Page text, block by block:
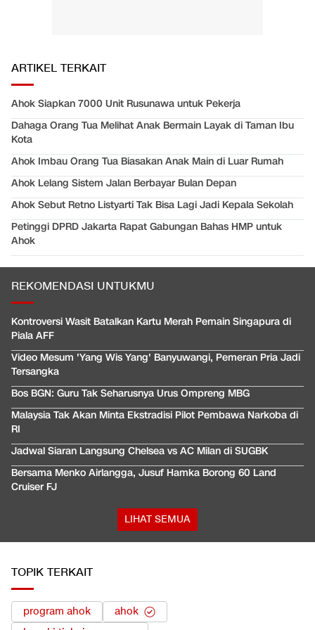
ARTIKEL TERKAIT
Ahok Siapkan 7000 Unit Rusunawa untuk Pekerja
Dahaga Orang Tua Melihat Anak Bermain Layak di Taman Ibu
Kota
Ahok Imbau Orang Tua Biasakan Anak Main di Luar Rumah
Ahok Lelang Sistem Jalan Berbayar Bulan Depan
Ahok Sebut Retno Listyarti Tak Bisa Lagi Jadi Kepala Sekolah
Petinggi DPRD Jakarta Rapat Gabungan Bahas HMP untuk
Ahok
REKOMENDASI UNTUKMU
Kontroversi Wasit Batalkan Kartu Merah Pemain Singapura di
Piala AFF
Video Mesum 'Yang Wis Yang' Banyuwangi, Pemeran Pria Jadi
Tersangka
Bos BGN: Guru Tak Seharusnya Urus Ompreng MBG
Malaysia Tak Akan Minta Ekstradisi Pilot Pembawa Narkoba di
RI
Jadwal Siaran Langsung Chelsea vs AC Milan di SUGBK
Bersama Menko Airlangga, Jusuf Hamka Borong 60 Land
Cruiser FJ
LIHAT SEMUA
TOPIK TERKAIT
program ahok
ahok